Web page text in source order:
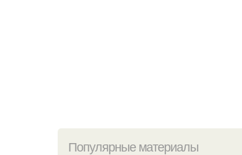
Популярные материалы